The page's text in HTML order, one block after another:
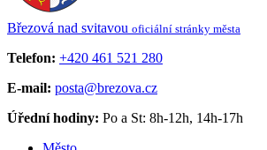
Březová nad svitavou oficiální stránky města
Telefon: +420 461 521 280
E-mail: posta@brezova.cz
Úřední hodiny: Po a St: 8h-12h, 14h-17h